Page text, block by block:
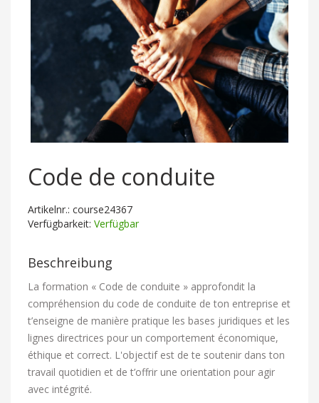
Code de conduite
Artikelnr.: course24367
Verfügbarkeit: Verfügbar
Beschreibung
La formation « Code de conduite » approfondit la
compréhension du code de conduite de ton entreprise et
t’enseigne de manière pratique les bases juridiques et les
lignes directrices pour un comportement économique,
éthique et correct. L'objectif est de te soutenir dans ton
travail quotidien et de t’offrir une orientation pour agir
avec intégrité.